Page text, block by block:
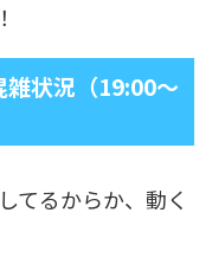
雑状況（19:00～
てるからか、動く